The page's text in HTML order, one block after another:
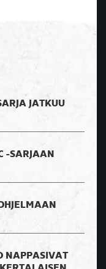
JATKUU
-SARJAAN
NAPPASIVAT